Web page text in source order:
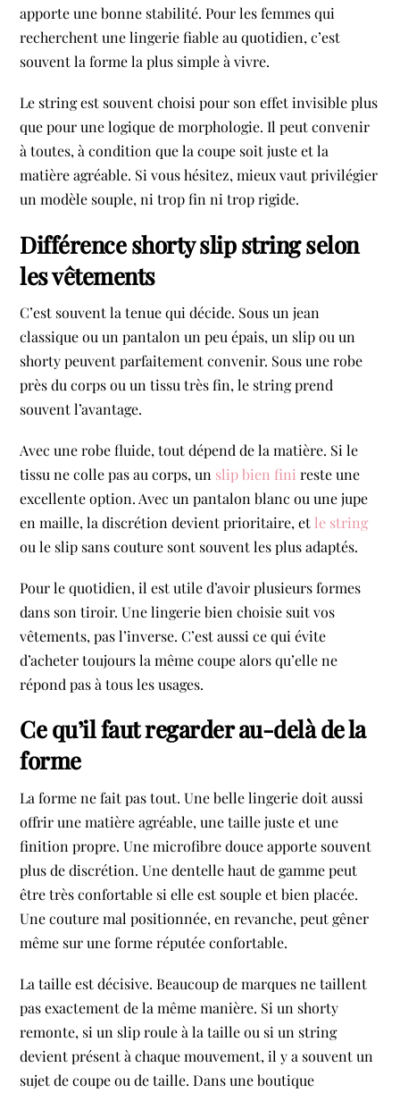
apporte une bonne stabilité. Pour les femmes qui
recherchent une lingerie fiable au quotidien, c’est
souvent la forme la plus simple à vivre.
Le string est souvent choisi pour son effet invisible plus
que pour une logique de morphologie. Il peut convenir
à toutes, à condition que la coupe soit juste et la
matière agréable. Si vous hésitez, mieux vaut privilégier
un modèle souple, ni trop fin ni trop rigide.
Différence shorty slip string selon
les vêtements
C’est souvent la tenue qui décide. Sous un jean
classique ou un pantalon un peu épais, un slip ou un
shorty peuvent parfaitement convenir. Sous une robe
près du corps ou un tissu très fin, le string prend
souvent l’avantage.
Avec une robe fluide, tout dépend de la matière. Si le
tissu ne colle pas au corps, un slip bien fini reste une
excellente option. Avec un pantalon blanc ou une jupe
en maille, la discrétion devient prioritaire, etle string
ou le slip sans couture sont souvent les plus adaptés.
Pour le quotidien, il est utile d’avoir plusieurs formes
dans son tiroir. Une lingerie bien choisie suit vos
vêtements, pas l’inverse. C’est aussi ce qui évite
d’acheter toujours la même coupe alors qu’elle ne
répond pas à tous les usages.
Ce qu’il faut regarder au-delà de la
forme
La forme ne fait pas tout. Une belle lingerie doit aussi
offrir une matière agréable, une taille juste et une
finition propre. Une microfibre douce apporte souvent
plus de discrétion. Une dentelle haut de gamme peut
être très confortable si elle est souple et bien placée.
Une couture mal positionnée, en revanche, peut gêner
même sur une forme réputée confortable.
La taille est décisive. Beaucoup de marques ne taillent
pas exactement de la même manière. Si un shorty
remonte, si un slip roule à la taille ou si un string
devient présent à chaque mouvement, il y a souvent un
sujet de coupe ou de taille. Dans une boutique